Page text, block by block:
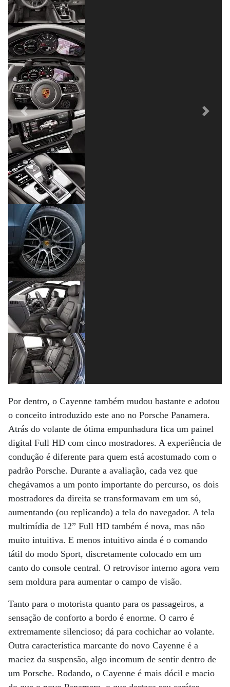
Previous Next
Por dentro, o Cayenne também mudou bastante e adotou
o conceito introduzido este ano no Porsche Panamera.
Atrás do volante de ótima empunhadura fica um painel
digital Full HD com cinco mostradores. A experiência de
condução é diferente para quem está acostumado com o
padrão Porsche. Durante a avaliação, cada vez que
chegávamos a um ponto importante do percurso, os dois
mostradores da direita se transformavam em um só,
aumentando (ou replicando) a tela do navegador. A tela
multimídia de 12” Full HD também é nova, mas não
muito intuitiva. E menos intuitivo ainda é o comando
tátil do modo Sport, discretamente colocado em um
canto do console central. O retrovisor interno agora vem
sem moldura para aumentar o campo de visão.
Tanto para o motorista quanto para os passageiros, a
sensação de conforto a bordo é enorme. O carro é
extremamente silencioso; dá para cochichar ao volante.
Outra característica marcante do novo Cayenne é a
maciez da suspensão, algo incomum de sentir dentro de
um Porsche. Rodando, o Cayenne é mais dócil e macio